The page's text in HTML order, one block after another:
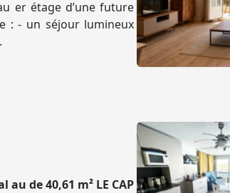
er étage d’une future
: - un séjour lumineux
de 40,61 m² LE CAP